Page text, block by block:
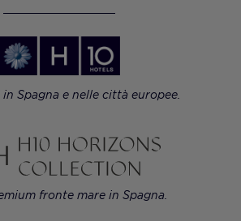
Spagna e nelle città europee.
fronte mare in Spagna.